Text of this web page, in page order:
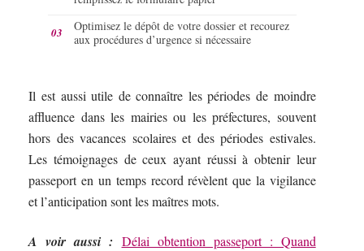
Optimisez le dépôt de votre dossier et recourez
aux procédures d’urgence si nécessaire
Il est aussi utile de connaître les périodes de moindre
affluence dans les mairies ou les préfectures, souvent
hors des vacances scolaires et des périodes estivales.
Les témoignages de ceux ayant réussi à obtenir leur
passeport en un temps record révèlent que la vigilance
et l’anticipation sont les maîtres mots.
A voir aussi : Délai obtention passeport : Quand